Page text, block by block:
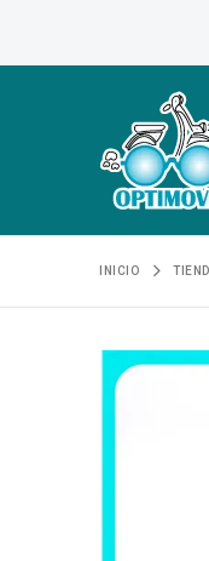
INICIO